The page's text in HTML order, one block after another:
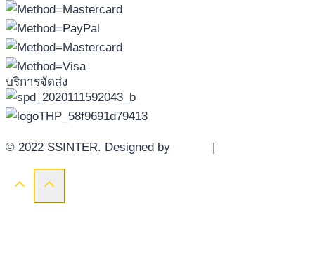
บริการจัดส่ง
© 2022 SSINTER. Designed by |